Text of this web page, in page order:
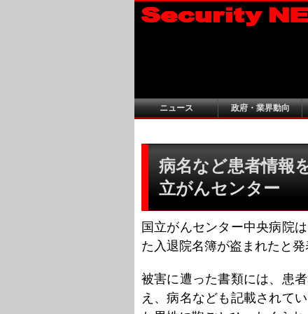
ニュース 政府・業界動向
病名など患者情報
立がんセンター
国立がんセンター中央病院
た入退院名簿が盗まれたと発
被害に遭った書類には、患
え、病名なども記載されて